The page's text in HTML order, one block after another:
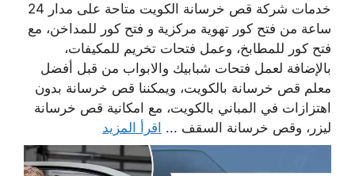
خدمات شركة قص خرسانة الكويت متاحة على مدار 24
ساعة من فتح كور تهوية مركزية و فتح كور للمداخن، مع
فتح كور للمطابخ، وعمل فتحات تخريم للمكيفات،
بالإضافة لعمل فتحات شبابيك والابواب من قبل أفضل
معلم قص خرسانة بالكويت، ويمكننا قص خرسانة بدون
اهتزازات في المباني بالكويت، مع امكانية قص خرسانة
ليزر، وقص خرسانة السقف ... اقرأ المزيد